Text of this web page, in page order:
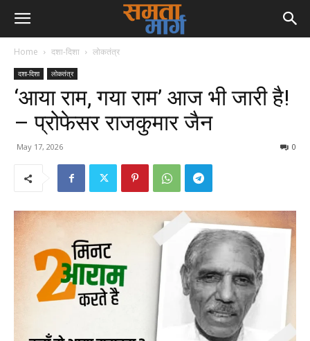
Home दशा-दिशा लोकतंत्र
दशा-दिशा लोकतंत्र
‘आया राम, गया राम’ ‌आज भी जारी है!
– प्रोफेसर राजकुमार जैन
May 17, 2026 0